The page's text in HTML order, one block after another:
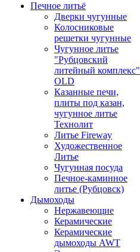
Печное литьё
Дверки чугунные
Колосниковые
решетки чугунные
Чугунное литье
"Рубцовский
литейный комплекс"
OLD
Казанные печи,
плиты под казан,
чугунное литье
Технолит
Литье Fireway
Художественное
Литье
Чугунная посуда
Печное-каминное
литье (Рубцовск)
Дымоходы
Нержавеющие
Керамические
Керамические
дымоходы AWT